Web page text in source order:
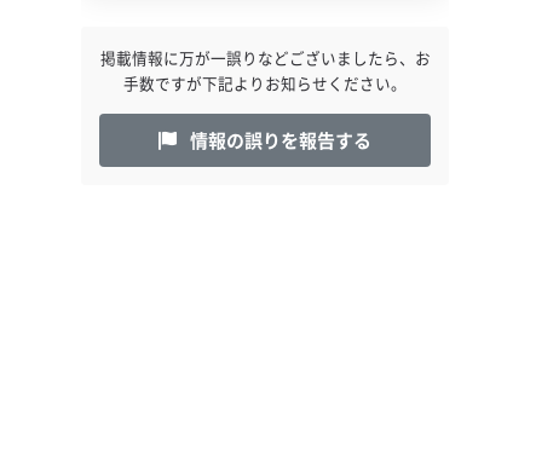
掲載情報に万が一誤りなどございましたら、お
手数ですが下記よりお知らせください。
情報の誤りを報告する